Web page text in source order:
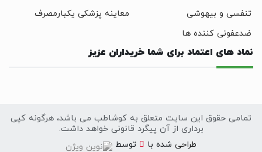
تنفسی و بیهوشی
معاینه پزشکی یکبارمصرف
ضدعفونی کننده ها
نماد های اعتماد برای شما خریداران عزیز
تمامی حقوق این سایت متعلق به کوشاطب می باشد، هرگونه کپی
برداری از آن پیگرد قانونی خواهد داشت.
طراحی سایت
شده با توسط